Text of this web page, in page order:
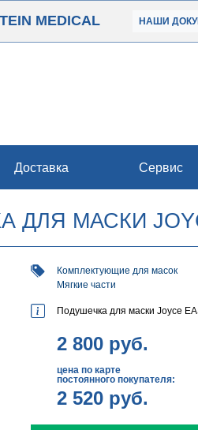
MEDICAL НАШИ
Доставка Сервис
МАСКИ
Комплектующие для масок
Мягкие части
Подушечка для маски Joyce
2 800 руб.
цена по карте
постоянного покупателя:
2 520 руб.